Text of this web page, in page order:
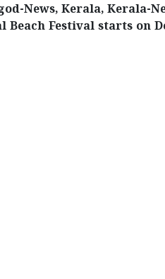
News, Kerala, Kerala-
Festival starts on